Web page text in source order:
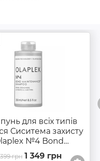
для всіх типів
Сиситема захисту
№4 Bond
Shampoo
399 грн 1 349 грн